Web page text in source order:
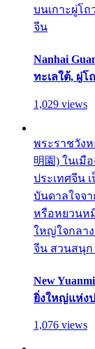
บนเกาะผู่โถ
จีน
Nanhai
ทะเลใต้, ผู่โ
1,029 views
พระราชวังห
明園) ในเมื
ประเทศจีน
บันดาลใจจา
หรือหยวนห
ใหญ่ใจกลา
จีน สวนสนุก
New
ยิ่งใหญ่แห่ง
1,076 views